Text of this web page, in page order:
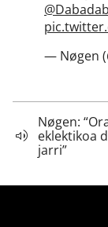
— Nøgen
Nøgen:
eklektikoa
jarri”